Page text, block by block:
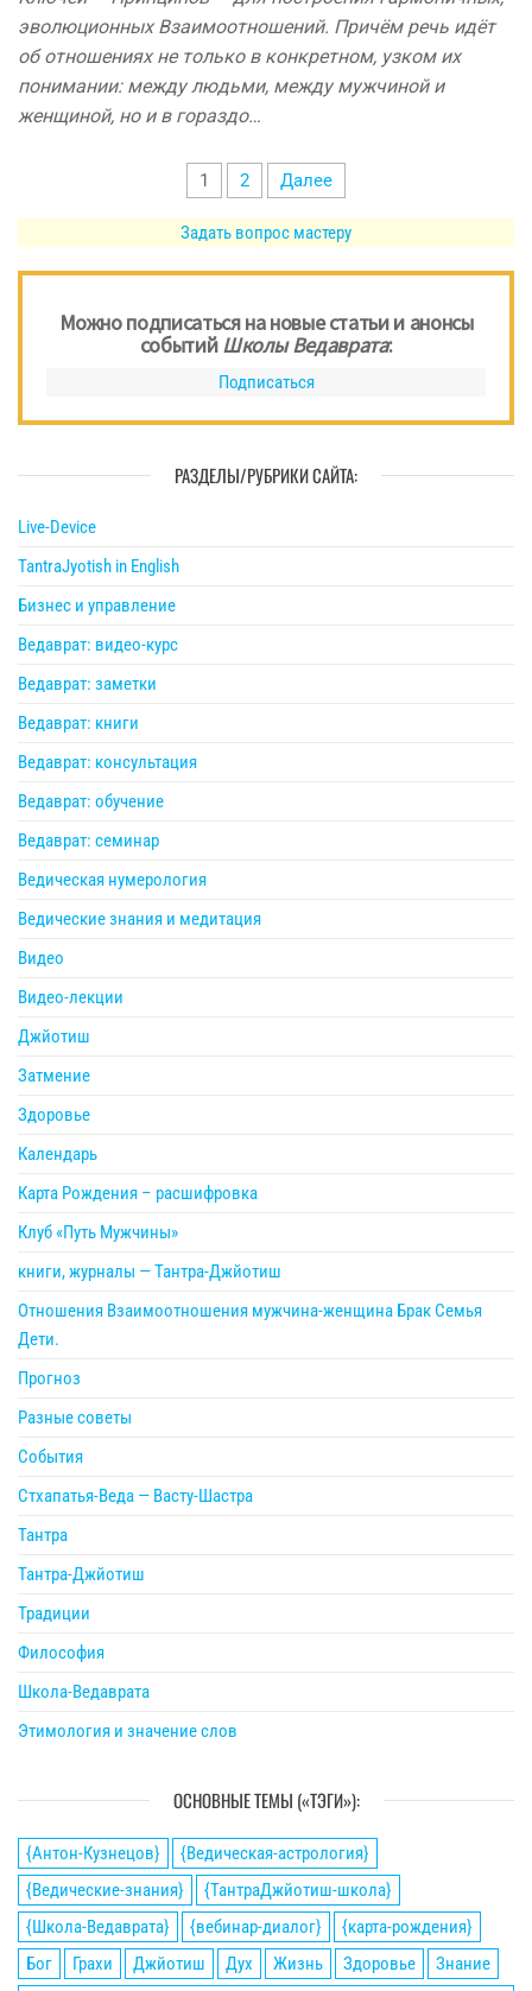
эволюционных Взаимоотношений. Причём речь идёт
об отношениях не только в конкретном, узком их
понимании: между людьми, между мужчиной и
женщиной, но и в гораздо…
записей
1 2 Далее
Задать вопрос мастеру
Можно подписаться на новые статьи и анонсы
событийШколы Ведаврата:
Подписаться
РАЗДЕЛЫ/РУБРИКИ САЙТА:
Live-Device
TantraJyotish in English
Бизнес и управление
Ведаврат: видео-курс
Ведаврат: заметки
Ведаврат: книги
Ведаврат: консультация
Ведаврат: обучение
Ведаврат: семинар
Ведическая нумерология
Ведические знания и медитация
Видео
Видео-лекции
Джйотиш
Затмение
Здоровье
Календарь
Карта Рождения – расшифровка
Клуб «Путь Мужчины»
книги, журналы — Тантра-Джйотиш
Отношения Взаимоотношения мужчина-женщина Брак Семья
Дети.
Прогноз
Разные советы
События
Стхапатья-Веда — Васту-Шастра
Тантра
Тантра-Джйотиш
Традиции
Философия
Школа-Ведаврата
Этимология и значение слов
ОСНОВНЫЕ ТЕМЫ («ТЭГИ»):
{Антон-Кузнецов}
{Ведическая-астрология}
{Ведические-знания}
{ТантраДжйотиш-школа}
{Школа-Ведаврата}
{вебинар-диалог}
{карта-рождения}
Бог
Грахи Джйотиш Дух Жизнь Здоровье
Знание